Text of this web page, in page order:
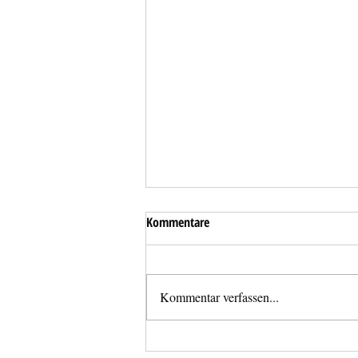
Kommentare
Kommentar verfassen...